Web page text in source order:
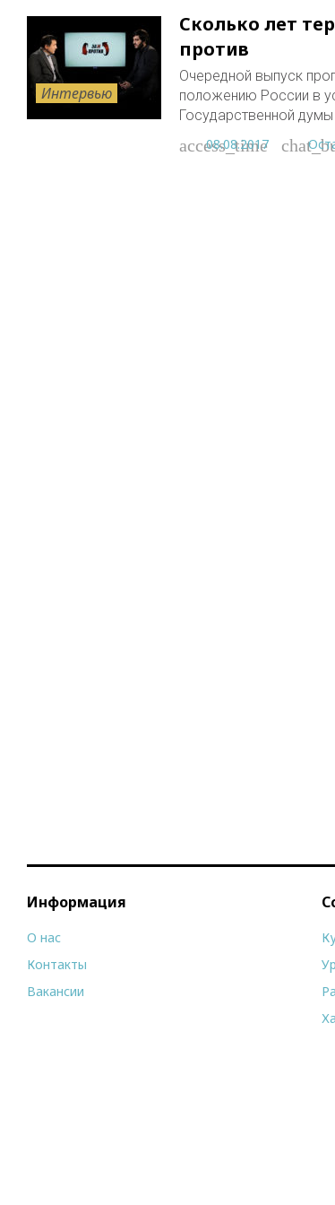
Интервью
Сколько лет
против
Очередной выпуск
положению России в
Государственной
access_time
08.08.2017
Информация
О нас
Контакты
Вакансии